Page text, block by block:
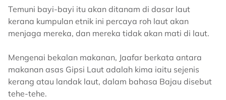
Temuni bayi-bayi itu akan ditanam di dasar laut
kerana kumpulan etnik ini percaya roh laut akan
menjaga mereka, dan mereka tidak akan mati di laut.
Mengenai bekalan makanan, Jaafar berkata antara
makanan asas Gipsi Laut adalah kima iaitu sejenis
kerang atau landak laut, dalam bahasa Bajau disebut
tehe-tehe.